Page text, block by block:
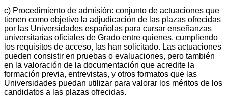
c) Procedimiento de admisión: conjunto de actuaciones que
tienen como objetivo la adjudicación de las plazas ofrecidas
por las Universidades españolas para cursar enseñanzas
universitarias oficiales de Grado entre quienes, cumpliendo
los requisitos de acceso, las han solicitado. Las actuaciones
pueden consistir en pruebas o evaluaciones, pero también
en la valoración de la documentación que acredite la
formación previa, entrevistas, y otros formatos que las
Universidades puedan utilizar para valorar los méritos de los
candidatos a las plazas ofrecidas.